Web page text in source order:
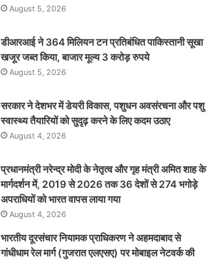
August 5, 2026
डीआरआई ने 364 मिलियन टन प्रतिबंधित पाकिस्तानी सूखा
खजूर जब्त किया, बाजार मूल्य 3 करोड़ रुपये
August 5, 2026
सरकार ने देशभर में डेयरी विकास, पशुधन अवसंरचना और पशु
स्वास्थ्य तैयारियों को सुदृढ़ करने के लिए कदम उठाए
August 4, 2026
प्रधानमंत्री नरेन्द्र मोदी के नेतृत्व और गृह मंत्री अमित शाह के
मार्गदर्शन में, 2019 से 2026 तक 36 देशों से 274 भगोड़े
अपराधियों को भारत वापस लाया गया
August 4, 2026
भारतीय दूरसंचार नियामक प्राधिकरण ने अहमदाबाद से
गांधीधाम रेल मार्ग (गुजरात एलएसए) पर मोबाइल नेटवर्क की